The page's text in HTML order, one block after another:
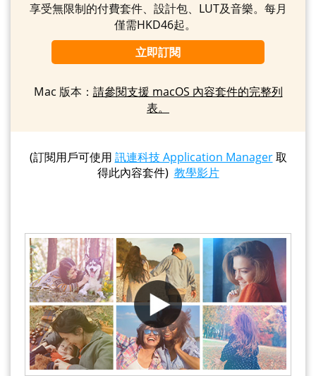
享受無限制的付費套件、設計包、LUT及音樂。每月
僅需HKD46起。
立即訂閱
Mac 版本： 請參閱支援 macOS 內容套件的完整列
表。
(訂閱用戶可使用 訊連科技 Application Manager取
得此內容套件) 教學影片